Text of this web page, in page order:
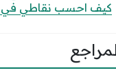
كيف احسب نقاطي في جدارة 1447 حساب